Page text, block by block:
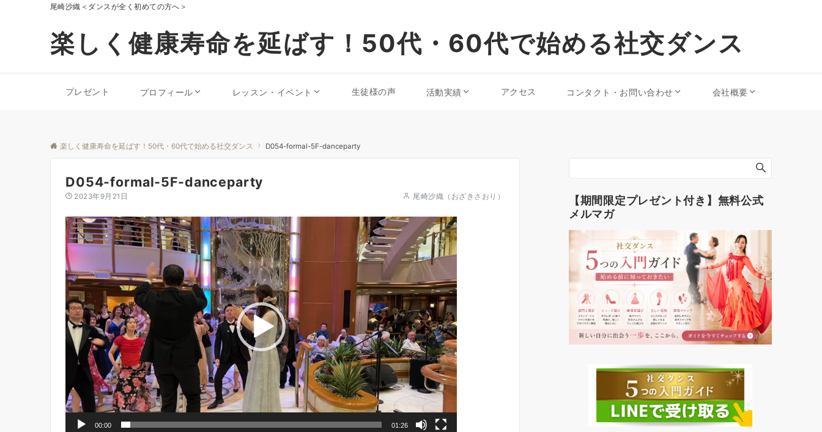
尾崎沙織＜ダンスが全く初めての方へ＞
楽しく健康寿命を延ばす！50代・60代で始める社交ダンス
プレゼント プロフィール レッスン・イベント 生徒様の声 活動実績 アクセス コンタクト・お問い合わせ 会社概要
楽しく健康寿命を延ばす！50代・60代で始める社交ダンス D054-formal-5F-danceparty
D054-formal-5F-danceparty
2023年9月21日 尾崎沙織（おざきさおり）
動
画
プ
レ
ー
ヤ
ー
00:00 01:26
【期間限定プレゼント付き】無料公式
メルマガ